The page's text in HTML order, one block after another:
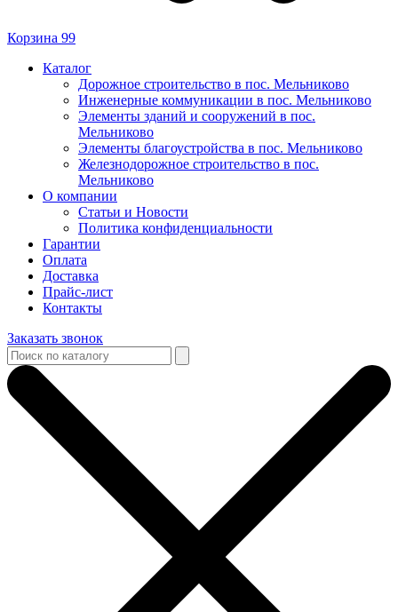
Корзина 99
Каталог
Дорожное строительство в пос. Мельниково
Инженерные коммуникации в пос. Мельниково
Элементы зданий и сооружений в пос.
Мельниково
Элементы благоустройства в пос. Мельниково
Железнодорожное строительство в пос.
Мельниково
О компании
Статьи и Новости
Политика конфиденциальности
Гарантии
Оплата
Доставка
Прайс-лист
Контакты
Заказать звонок